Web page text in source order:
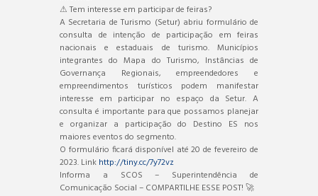
⚠ Tem interesse em participar de feiras?
A Secretaria de Turismo (Setur) abriu formulário de
consulta de intenção de participação em feiras
nacionais e estaduais de turismo. Municípios
integrantes do Mapa do Turismo, Instâncias de
Governança Regionais, empreendedores e
empreendimentos turísticos podem manifestar
interesse em participar no espaço da Setur. A
consulta é importante para que possamos planejar
e organizar a participação do Destino ES nos
maiores eventos do segmento.
O formulário ficará disponível até 20 de fevereiro de
2023. Link http://tiny.cc/7y72vz
Informa a SCOS – Superintendência de
Comunicação Social – COMPARTILHE ESSE POST! 🚀